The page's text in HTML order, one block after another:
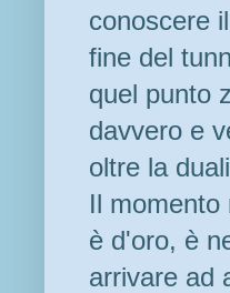
conoscere
fine del
quel punto
davvero e
oltre la
Il momento
è d'oro, è
arrivare ad